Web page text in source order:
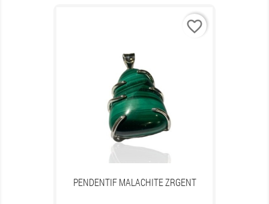
favorite_border
PENDENTIF MALACHITE ZRGENT